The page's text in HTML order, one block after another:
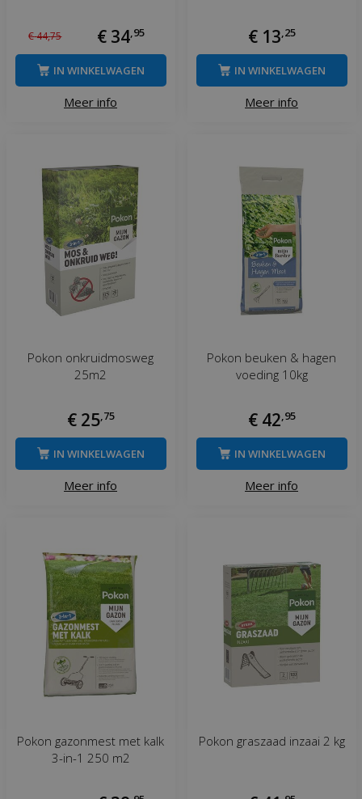
€44,75 € 34 95
Meer info
IN WINKELWAGEN
€ 13 25
Meer info
IN WINKELWAGEN
Pokon onkruidmosweg
25m2
€ 25 75
Meer info
IN WINKELWAGEN
Pokon beuken & hagen
voeding 10kg
€ 42 95
Meer info
IN WINKELWAGEN
Pokon gazonmest met kalk
3-in-1 250 m2
Pokon graszaad inzaai 2 kg